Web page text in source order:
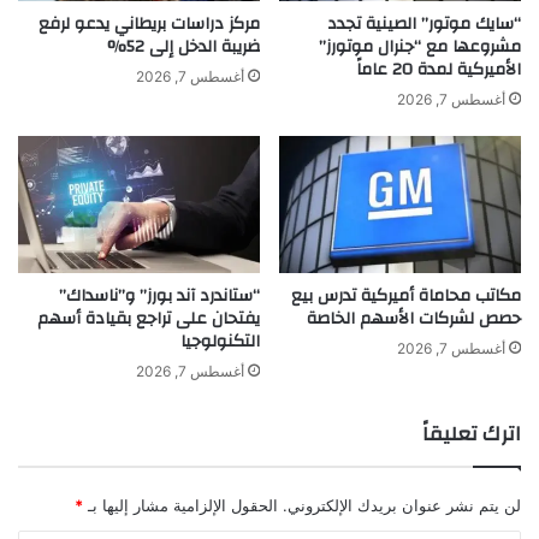
ف
ت
ت
ا
ا
س
و
ق
ب
أ
ك
ث
1
3
ا
م
س
م
ت
و
ى
6
أ
ل
ف
د
ر
ل
أ
“سايك موتور” الصينية تجدد
مشروعها مع “جنرال موتورز”
الأميركية لمدة 20 عاماً
أغسطس 7, 2026
مركز دراسات بريطاني يدعو لرفع
ضريبة الدخل إلى 52%
أغسطس 7, 2026
مكاتب محاماة أميركية تدرس بيع
حصص لشركات الأسهم الخاصة
أغسطس 7, 2026
“ستاندرد آند بورز” و”ناسداك”
يفتحان على تراجع بقيادة أسهم
التكنولوجيا
أغسطس 7, 2026
اترك تعليقاً
لن يتم نشر عنوان بريدك الإلكتروني. الحقول الإلزامية مشار إليها بـ *